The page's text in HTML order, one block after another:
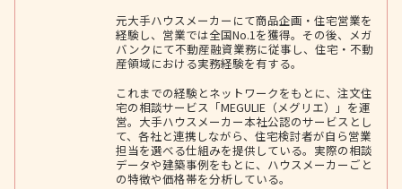
元大手ハウスメーカーにて商品企画・住宅営業を
経験し、営業では全国No.1を獲得。その後、メガ
バンクにて不動産融資業務に従事し、住宅・不動
産領域における実務経験を有する。
これまでの経験とネットワークをもとに、注文住
宅の相談サービス「MEGULIE（メグリエ）」を運
営。大手ハウスメーカー本社公認のサービスとし
て、各社と連携しながら、住宅検討者が自ら営業
担当を選べる仕組みを提供している。実際の相談
データや建築事例をもとに、ハウスメーカーごと
の特徴や価格帯を分析している。